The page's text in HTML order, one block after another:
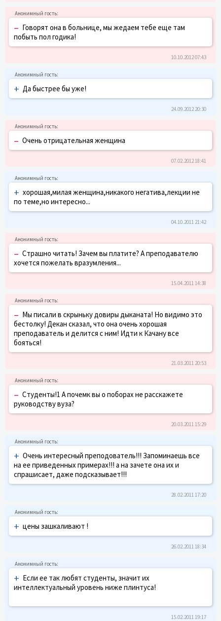
– Говорят она в больнице, мы жедаем тебе еще там
побыть пол годика!
10.10.2012 07:43
+ Да быстрее бы уже!
24.09.2012 20:30
– Очень отрицательная женщина
07.02.2012 18:41
+ хорошая,милая женщина,никакого негатива,лекции не
по теме,но интересно...
04.10.2011 21:42
– Страшно читать! Зачем вы платите? А преподавателю
хочется пожелать вразумления...
15.04.2011 14:38
– Мы писали в скрыньку довиры дыканата! Но видимо это
бестолку! Декан сказал, что она очень хорошая
преподаватель и делится с ним! Идти к Качану все
бояться!
21.03.2011 20:53
– Студенты!1 А почемк вы о поборах не расскажете
руководству вуза?
20.03.2011 15:29
+ Очень интересный преподователь!!! Запоминаешь все
на ее приведенных примерах!!! а на зачете она их и
спрашисает, даже подсказывает!!!
28.02.2011 17:20
+ цены зашкаливают !
26.02.2011 18:34
+ Если ее так любят студенты, значит их
интеллектуальный уровень ниже плинтуса!
15.02.2011 19:17